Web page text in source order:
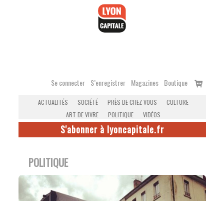
Se connecter S’enregistrer Magazines Boutique
Voir
ACTUALITÉS SOCIÉTÉ PRÈS DE CHEZ VOUS
CULTURE
ART DE VIVRE
POLITIQUE VIDÉOS
S'abonner à lyoncapitale.fr
POLITIQUE